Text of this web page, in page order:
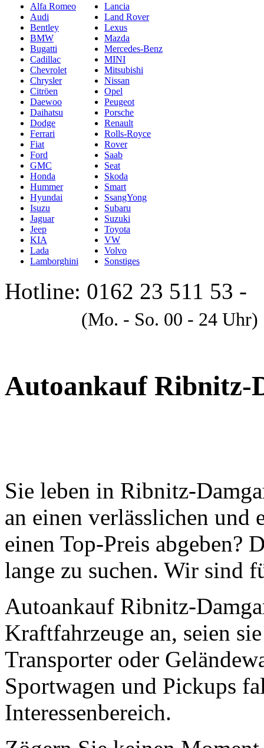
Alfa Romeo
Audi
Bentley
BMW
Bugatti
Cadillac
Chevrolet
Chrysler
Citröen
Daewoo
Daihatsu
Dodge
Ferrari
Fiat
Ford
GMC
Honda
Hummer
Hyundai
Isuzu
Jaguar
Jeep
KIA
Lada
Lamborghini
Lancia
Land Rover
Lexus
Mazda
Mercedes-Benz
MINI
Mitsubishi
Nissan
Opel
Peugeot
Porsche
Renault
Rolls-Royce
Rover
Saab
Seat
Skoda
Smart
SsangYong
Subaru
Suzuki
Toyota
VW
Volvo
Sonstiges
Hotline: 0162 23 511 53 -
(Mo. - So. 00 - 24 Uhr)
Autoankauf Ribnitz-
Sie leben in Ribnitz-
an einen verlässlichen und
einen Top-Preis abgeben?
lange zu suchen. Wir sind
Autoankauf Ribnitz-
Kraftfahrzeuge an, seien
Transporter oder
Sportwagen und Pickups
Interessenbereich.